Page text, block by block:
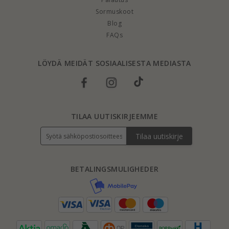
Sormuskoot
Blog
FAQs
LÖYDÄ MEIDÄT SOSIAALISESTA MEDIASTA
BETALINGSMULIGHEDER
TILAA UUTISKIRJEEMME
Tilaa uutiskirje